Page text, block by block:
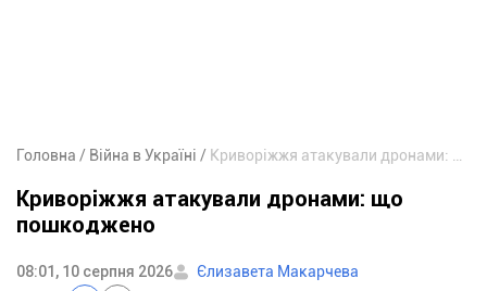
Головна Війна в Україні
Криворіжжя атакували дронами: що
пошкоджено
08:01, 10 серпня 2026
Єлизавета Макарчева